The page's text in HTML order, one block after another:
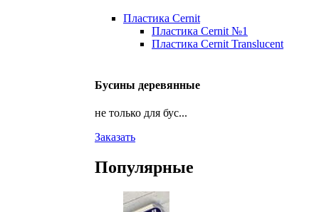
Пластика Cernit
Пластика Cernit №1
Пластика Cernit Translucent
Бусины деревянные
не только для бус...
Заказать
Популярные